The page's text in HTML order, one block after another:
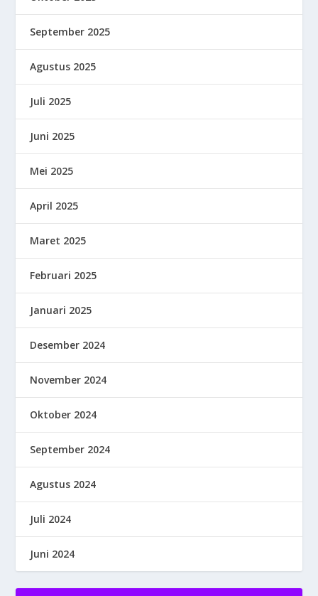
September 2025
Agustus 2025
Juli 2025
Juni 2025
Mei 2025
April 2025
Maret 2025
Februari 2025
Januari 2025
Desember 2024
November 2024
Oktober 2024
September 2024
Agustus 2024
Juli 2024
Juni 2024